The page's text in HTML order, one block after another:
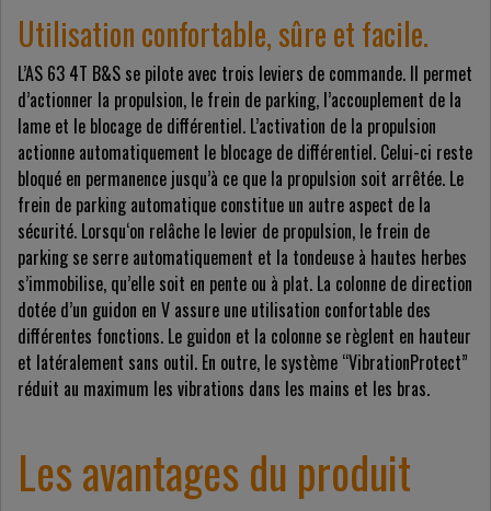
Utilisation confortable, sûre et facile.
L’AS 63 4T B&S se pilote avec trois leviers de commande. Il permet
d’actionner la propulsion, le frein de parking, l’accouplement de la
lame et le blocage de différentiel. L’activation de la propulsion
actionne automatiquement le blocage de différentiel. Celui-ci reste
bloqué en permanence jusqu’à ce que la propulsion soit arrêtée. Le
frein de parking automatique constitue un autre aspect de la
sécurité. Lorsqu‘on relâche le levier de propulsion, le frein de
parking se serre automatiquement et la tondeuse à hautes herbes
s’immobilise, qu’elle soit en pente ou à plat. La colonne de direction
dotée d’un guidon en V assure une utilisation confortable des
différentes fonctions. Le guidon et la colonne se règlent en hauteur
et latéralement sans outil. En outre, le système “VibrationProtect”
réduit au maximum les vibrations dans les mains et les bras.
Les avantages du produit